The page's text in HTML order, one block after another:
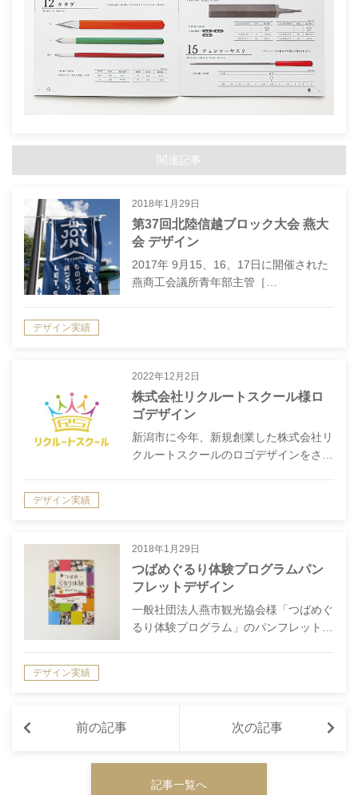
関連記事
2018年1月29日
第37回北陸信越ブロック大会 燕大
会 デザイン
2017年 9月15、16、17日に開催された
燕商工会議所青年部主管［…
デザイン実績
2022年12月2日
株式会社リクルートスクール様ロ
ゴデザイン
新潟市に今年、新規創業した株式会社リ
クルートスクールのロゴデザインをさ…
デザイン実績
2018年1月29日
つばめぐるり体験プログラムパン
フレットデザイン
一般社団法人燕市観光協会様「つばめぐ
るり体験プログラム」のパンフレット…
デザイン実績
前の記事 次の記事
記事一覧へ